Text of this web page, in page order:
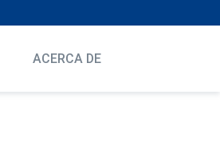
ACERCA DE